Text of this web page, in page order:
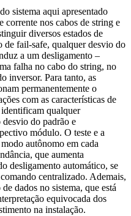
sistema aqui apresentado
corrente nos cabos de string e
diversos estados de
fail-safe, qualquer desvio do
a um desligamento –
falha no cabo do string, no
inversor. Para tanto, as
permanentemente o
com as características de
qualquer
do padrão e
módulo. O teste e a
autônomo em cada
que aumenta
desligamento automático, se
centralizado. Ademais,
dados no sistema, que está
equivocada dos
na instalação.